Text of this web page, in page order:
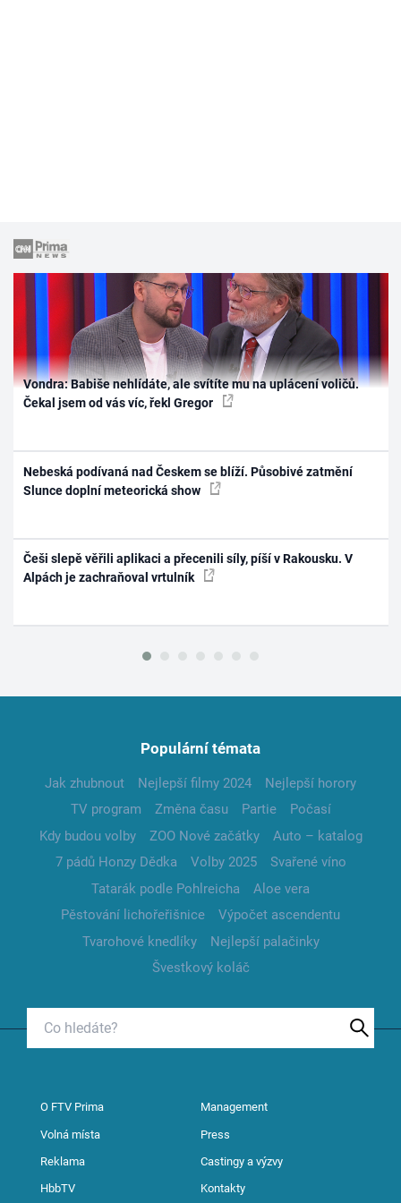
Vondra: Babiše nehlídáte, ale svítíte mu na uplácení voličů.
Čekal jsem od vás víc, řekl Gregor
Nebeská podívaná nad Českem se blíží. Působivé zatmění
Slunce doplní meteorická show
Češi slepě věřili aplikaci a přecenili síly, píší v Rakousku. V
Alpách je zachraňoval vrtulník
Populární témata
Jak zhubnout Nejlepší filmy 2024
Nejlepší horory
TV program
Změna času Partie
Počasí
Kdy budou volby
ZOO Nové začátky
Auto – katalog
7 pádů Honzy Dědka
Volby 2025
Svařené víno
Tatarák podle Pohlreicha
Aloe vera
Pěstování lichořeřišnice
Výpočet ascendentu
Tvarohové knedlíky
Nejlepší palačinky
Švestkový koláč
O FTV Prima Management
Volná místa Press
Reklama Castingy a výzvy
HbbTV Kontakty